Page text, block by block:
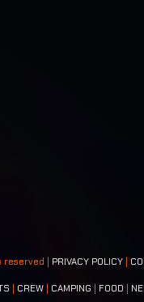
| PRIVACY POLICY
CREW CAMPING FOOD